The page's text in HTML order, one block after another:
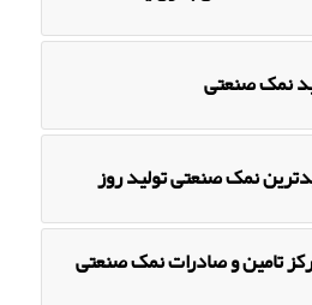
نمک صنعتی
نمک صنعتی تولید روز
تامین و صادرات نمک صنعتی